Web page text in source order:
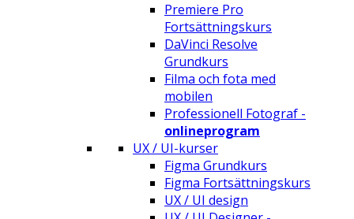
Premiere Pro
Fortsättningskurs
DaVinci Resolve
Grundkurs
Filma och fota med
mobilen
Professionell Fotograf -
onlineprogram
UX / UI-kurser
Figma Grundkurs
Figma Fortsättningskurs
UX / UI design